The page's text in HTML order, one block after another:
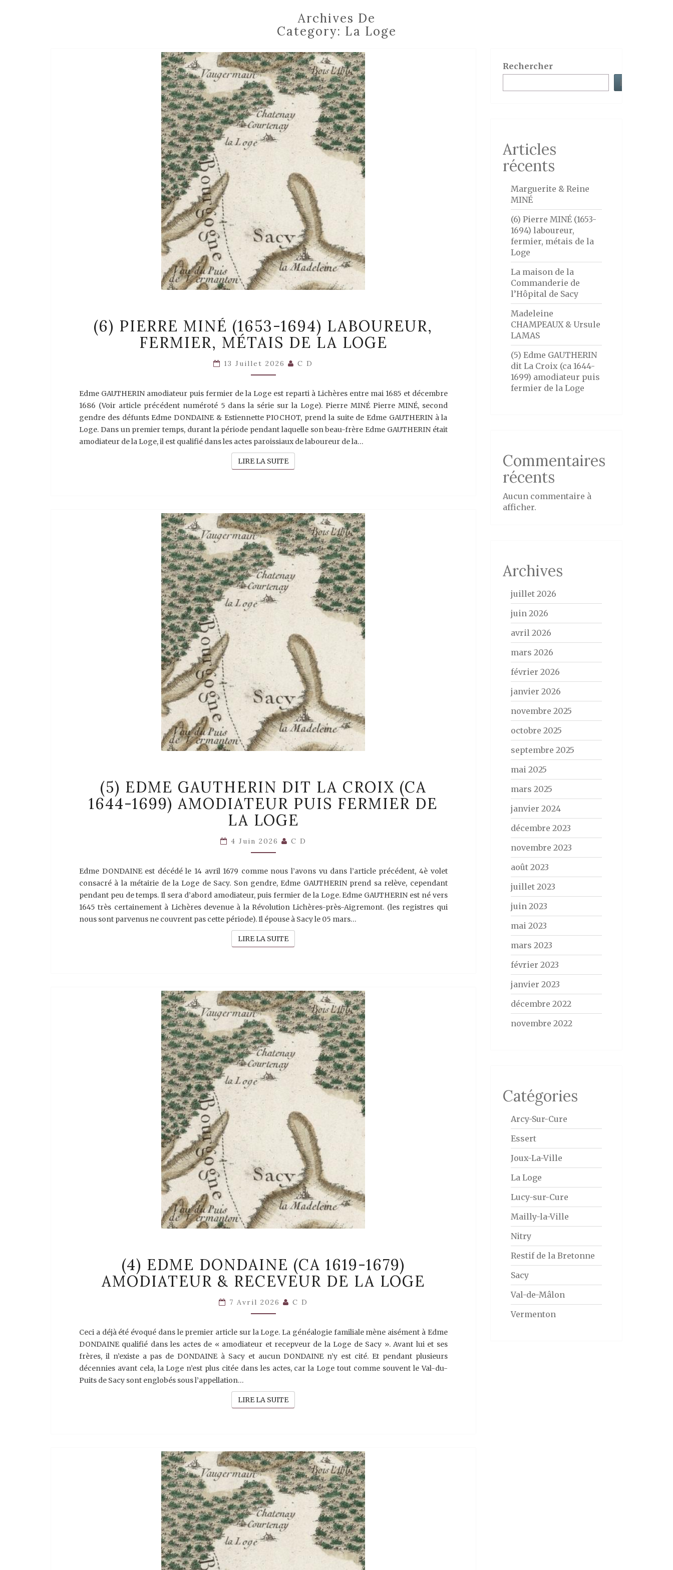
Archives De
Category: La Loge
PIERRE
MINÉ
(1653-
LABOUREUR,
FERMIER,
DE
LA
(6) PIERRE MINÉ (1653-1694) LABOUREUR,
FERMIER, MÉTAIS DE LA LOGE
13 Juillet 2026 C D
Edme GAUTHERIN amodiateur puis fermier de la Loge est reparti à Lichères entre mai 1685 et décembre
1686 (Voir article précédent numéroté 5 dans la série sur la Loge). Pierre MINÉ Pierre MINÉ, second
gendre des défunts Edme DONDAINE & Estiennette PIOCHOT, prend la suite de Edme GAUTHERIN à la
Loge. Dans un premier temps, durant la période pendant laquelle son beau-frère Edme GAUTHERIN était
amodiateur de la Loge, il est qualifié dans les actes paroissiaux de laboureur de la…
LIRE LA SUITELIRE LA SUITE
EDME
GAUTHERIN
DIT
LA
CROIX
1644-
1699)
PUIS
FERMIER
DE
LA
LOGE
(5) EDME GAUTHERIN DIT LA CROIX (CA
1644-1699) AMODIATEUR PUIS FERMIER DE
LA LOGE
4 Juin 2026 C D
Edme DONDAINE est décédé le 14 avril 1679 comme nous l’avons vu dans l’article précédent, 4è volet
consacré à la métairie de la Loge de Sacy. Son gendre, Edme GAUTHERIN prend sa relève, cependant
pendant peu de temps. Il sera d’abord amodiateur, puis fermier de la Loge. Edme GAUTHERIN est né vers
1645 très certainement à Lichères devenue à la Révolution Lichères-près-Aigremont. (les registres qui
nous sont parvenus ne couvrent pas cette période). Il épouse à Sacy le 05 mars…
LIRE LA SUITELIRE LA SUITE
EDME
DONDAINE
(CA
1679)
RECEVEUR
DE
LOGE
(4) EDME DONDAINE (CA 1619-1679)
AMODIATEUR & RECEVEUR DE LA LOGE
7 Avril 2026 C D
Ceci a déjà été évoqué dans le premier article sur la Loge. La généalogie familiale mène aisément à Edme
DONDAINE qualifié dans les actes de « amodiateur et recepveur de la Loge de Sacy ». Avant lui et ses
frères, il n’existe a pas de DONDAINE à Sacy et aucun DONDAINE n’y est cité. Et pendant plusieurs
décennies avant cela, la Loge n’est plus citée dans les actes, car la Loge tout comme souvent le Val-du-
Puits de Sacy sont englobés sous l’appellation…
LIRE LA SUITELIRE LA SUITE
Rechercher
Rechercher
Articles
récents
Marguerite & Reine
MINÉ
(6) Pierre MINÉ (1653-
1694) laboureur,
fermier, métais de la
Loge
La maison de la
Commanderie de
l’Hôpital de Sacy
Madeleine
CHAMPEAUX & Ursule
LAMAS
(5) Edme GAUTHERIN
dit La Croix (ca 1644-
1699) amodiateur puis
fermier de la Loge
Commentaires
récents
Aucun commentaire à
afficher.
Archives
juillet 2026
juin 2026
avril 2026
mars 2026
février 2026
janvier 2026
novembre 2025
octobre 2025
septembre 2025
mai 2025
mars 2025
janvier 2024
décembre 2023
novembre 2023
août 2023
juillet 2023
juin 2023
mai 2023
mars 2023
février 2023
janvier 2023
décembre 2022
novembre 2022
Catégories
Arcy-Sur-Cure
Essert
Joux-La-Ville
La Loge
Lucy-sur-Cure
Mailly-la-Ville
Nitry
Restif de la Bretonne
Sacy
Val-de-Mâlon
Vermenton